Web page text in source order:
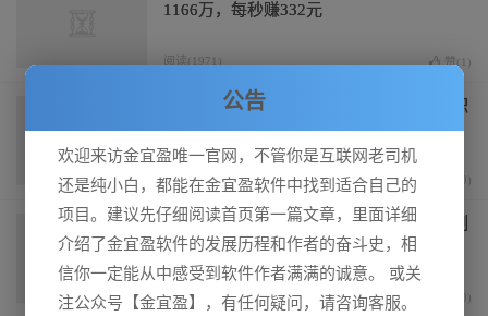
1166万，每秒赚332元
阅读(1971) 赞( 1 )
魔术项目，用短视频粗暴引流，积
累了20万私域好友，每年变现1000万+
阅读(1913) 0 )
网络杂谈
拆解小红书漫改小副业项目，从制
作、引流到变现玩法
阅读(1921) 0 )
公告
欢迎来访金宜盈唯一官网，不管你是互联网老司机
还是纯小白，都能在金宜盈软件中找到适合自己的
项目。建议先仔细阅读首页第一篇文章，里面详细
介绍了金宜盈软件的发展历程和作者的奋斗史，相
信你一定能从中感受到软件作者满满的诚意。 或关
注公众号【金宜盈】，有任何疑问，请咨询客服。